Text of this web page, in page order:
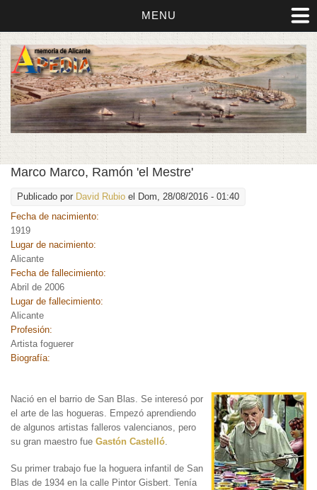
MENU
Marco Marco, Ramón 'el Mestre'
Publicado por David Rubio el Dom, 28/08/2016 - 01:40
Fecha de nacimiento:
1919
Lugar de nacimiento:
Alicante
Fecha de fallecimiento:
Abril de 2006
Lugar de fallecimiento:
Alicante
Profesión:
Artista foguerer
Biografía:
Nació en el barrio de San Blas. Se interesó por
el arte de las hogueras. Empezó aprendiendo
de algunos artistas falleros valencianos, pero
su gran maestro fue Gastón Castelló
Su primer trabajo fue la hoguera infantil de San
Blas de 1934 en la calle Pintor Gisbert. Tenía